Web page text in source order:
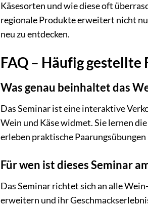
Käsesorten und wie diese oft
regionale Produkte erweitert nicht
neu zu entdecken.
FAQ – Häufig gestellte
Was genau beinhaltet das
Das Seminar ist eine interaktive
Wein und Käse widmet. Sie lernen
erleben praktische
Für wen ist dieses Seminar
Das Seminar richtet sich an alle
erweitern und ihr